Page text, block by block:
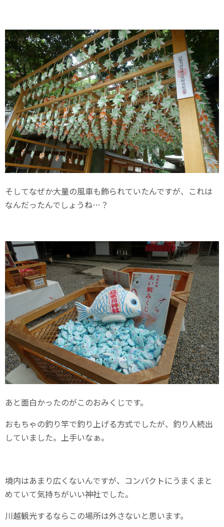
そしてなぜか大量の風車も飾られていたんですが、これは
なんだったんでしょうね…？
あと面白かったのがこのおみくじです。
おもちゃの釣り竿で釣り上げる方式でしたが、釣り人続出
していました。上手いなぁ。
境内はあまり広くないんですが、コンパクトにうまくまと
めていて気持ちがいい神社でした。
川越観光するならこの場所は外さないと思います。